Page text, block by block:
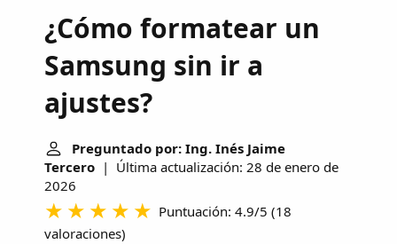
¿Cómo formatear un
Samsung sin ir a
ajustes?
Preguntado por: Ing. Inés Jaime
Tercero | Última actualización: 28 de enero de
2026
Puntuación: 4.9/5 (18
valoraciones)